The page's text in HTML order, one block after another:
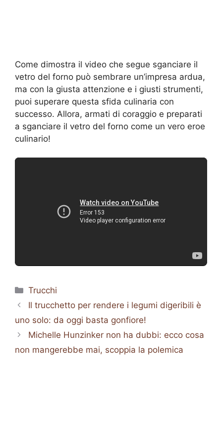
Come dimostra il video che segue sganciare il
vetro del forno può sembrare un’impresa ardua,
ma con la giusta attenzione e i giusti strumenti,
puoi superare questa sfida culinaria con
successo. Allora, armati di coraggio e preparati
a sganciare il vetro del forno come un vero eroe
culinario!
Categorie
Trucchi
Il trucchetto per rendere i legumi digeribili è
uno solo: da oggi basta gonfiore!
Michelle Hunzinker non ha dubbi: ecco cosa
non mangerebbe mai, scoppia la polemica